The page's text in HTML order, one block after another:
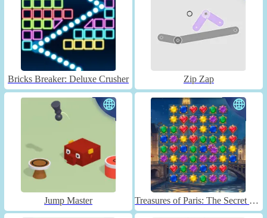
Bricks Breaker: Deluxe Crusher Zip Zap
Jump Master Treasures of Paris: The Secret of Gems - Match 3